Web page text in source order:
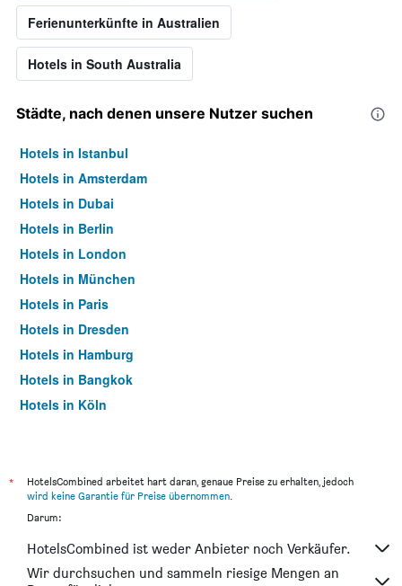
Ferienunterkünfte in Australien
Hotels in South Australia
Städte, nach denen unsere Nutzer suchen
Hotels in Istanbul
Hotels in Amsterdam
Hotels in Dubai
Hotels in Berlin
Hotels in London
Hotels in München
Hotels in Paris
Hotels in Dresden
Hotels in Hamburg
Hotels in Bangkok
Hotels in Köln
*
HotelsCombined arbeitet hart daran, genaue Preise zu erhalten, jedoch
wird keine Garantie für Preise übernommen.
Darum:
HotelsCombined ist weder Anbieter noch Verkäufer.
Wir durchsuchen und sammeln riesige Mengen an